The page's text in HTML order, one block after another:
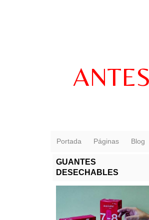
Portada Páginas Blog
GUANTES
DESECHABLES